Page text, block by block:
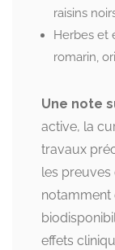
raisins
Herbes et
romarin,
Une note
active, la
travaux
les preuves
notamment
effets